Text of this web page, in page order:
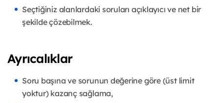
Seçtiğiniz alanlardaki soruları açıklayıcı ve net bir
şekilde çözebilmek.
Ayrıcalıklar
Soru başına ve sorunun değerine göre (üst limit
yoktur) kazanç sağlama,